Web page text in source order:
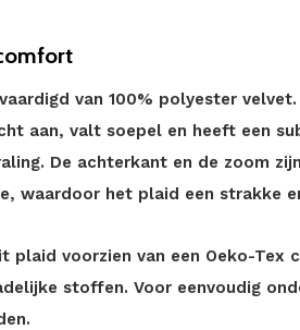
van 100% polyester
aan, valt soepel en heeft een
De achterkant en de zoom
waardoor het plaid een strakke
plaid voorzien van een Oeko-
stoffen. Voor eenvoudig